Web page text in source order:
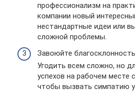
профессионализм на
компании новый
нестандартные идеи или
сложной проблемы.
Завоюйте
Угодить всем сложно, но
успехов на рабочем месте
чтобы вызвать симпатию